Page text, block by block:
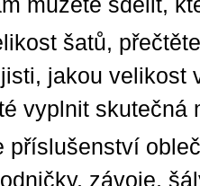
šatů,
jakou velikost
vyplnit
příslušenství
závoje,